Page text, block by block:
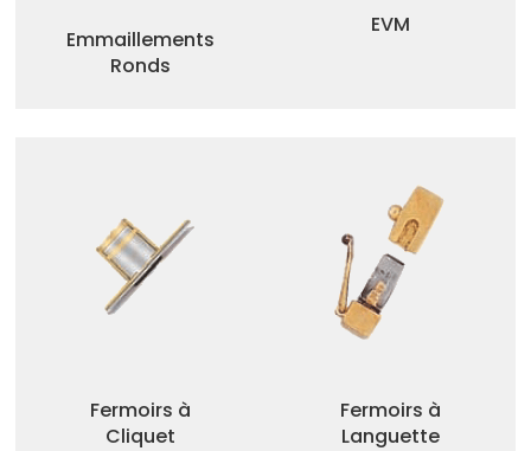
Emmaillements
Ronds
EVM
Fermoirs à
Cliquet
Fermoirs à
Languette